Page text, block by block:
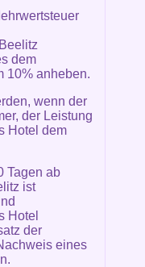
dem
10% anheben.
wenn der
der Leistung
Hotel dem
Tagen ab
ist
Hotel
der
eines